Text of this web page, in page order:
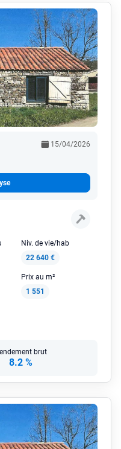
15/04/2026
Niv. de vie/hab
22 640 €
Prix au m²
1 551
brut
8.2 %